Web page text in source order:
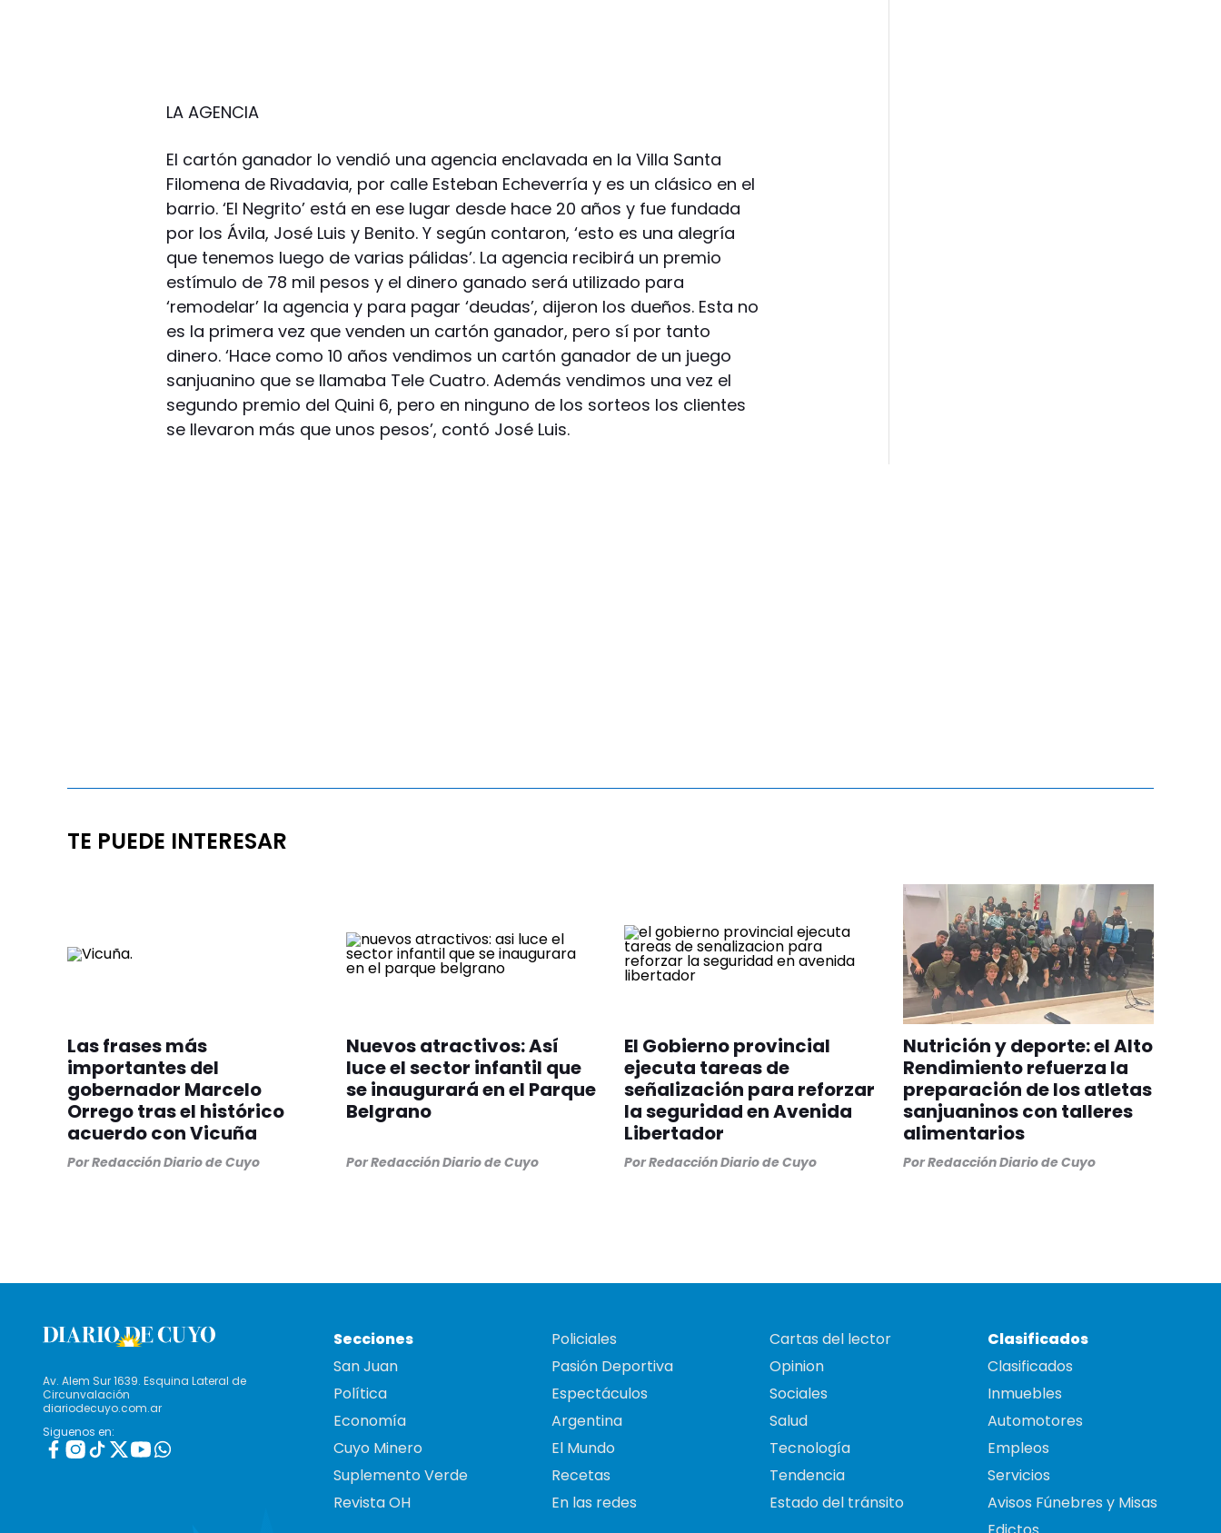
LA AGENCIA
El cartón ganador lo vendió una agencia enclavada en la Villa Santa
Filomena de Rivadavia, por calle Esteban Echeverría y es un clásico en el
barrio. ‘El Negrito’ está en ese lugar desde hace 20 años y fue fundada
por los Ávila, José Luis y Benito. Y según contaron, ‘esto es una alegría
que tenemos luego de varias pálidas’. La agencia recibirá un premio
estímulo de 78 mil pesos y el dinero ganado será utilizado para
‘remodelar’ la agencia y para pagar ‘deudas’, dijeron los dueños. Esta no
es la primera vez que venden un cartón ganador, pero sí por tanto
dinero. ‘Hace como 10 años vendimos un cartón ganador de un juego
sanjuanino que se llamaba Tele Cuatro. Además vendimos una vez el
segundo premio del Quini 6, pero en ninguno de los sorteos los clientes
se llevaron más que unos pesos’, contó José Luis.
TE PUEDE INTERESAR
Las frases más
importantes del
gobernador Marcelo
Orrego tras el histórico
acuerdo con Vicuña
PorRedacción Diario de Cuyo
Nuevos atractivos: Así
luce el sector infantil que
se inaugurará en el Parque
Belgrano
PorRedacción Diario de Cuyo
El Gobierno provincial
ejecuta tareas de
señalización para reforzar
la seguridad en Avenida
Libertador
PorRedacción Diario de Cuyo
Nutrición y deporte: el Alto
Rendimiento refuerza la
preparación de los atletas
sanjuaninos con talleres
alimentarios
PorRedacción Diario de Cuyo
Av. Alem Sur 1639. Esquina Lateral de
Circunvalación
diariodecuyo.com.ar
Siguenos en:
Secciones
San Juan
Política
Economía
Cuyo Minero
Suplemento Verde
Revista OH
Policiales
Pasión Deportiva
Espectáculos
Argentina
El Mundo
Recetas
En las redes
Cartas del lector
Opinion
Sociales
Salud
Tecnología
Tendencia
Estado del tránsito
Clasificados
Clasificados
Inmuebles
Automotores
Empleos
Servicios
Avisos Fúnebres y Misas